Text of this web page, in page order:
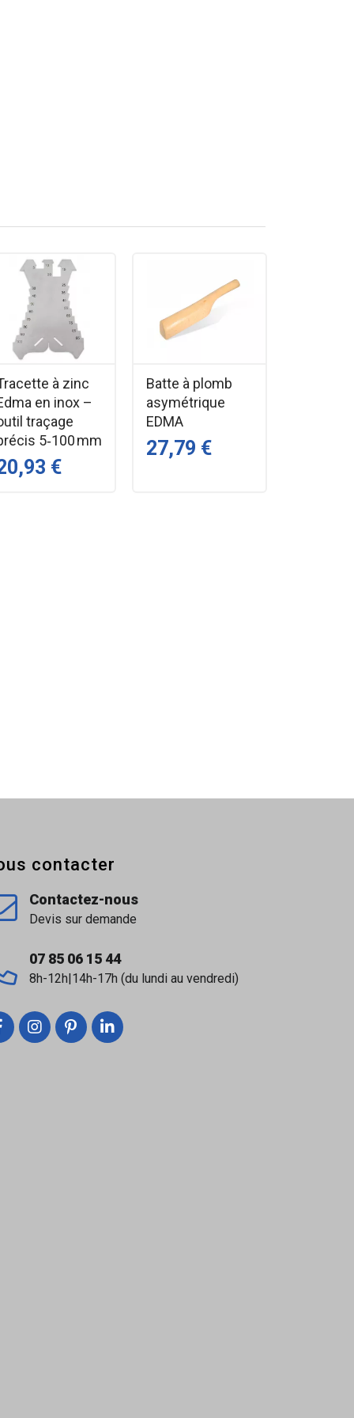
à zinc
en inox –
traçage
5‑100 mm
€
Batte à plomb
asymétrique
EDMA
27,79 €
contacter
Contactez-nous
Devis sur demande
07 85 06 15 44
8h-12h|14h-17h (du lundi au vendredi)